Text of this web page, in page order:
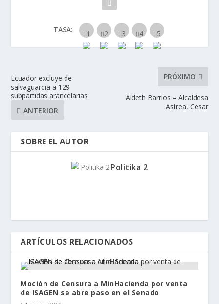
TASA:
Ecuador excluye de
salvaguardia a 129
subpartidas arancelarias
ANTERIOR
PRÓXIMO
Aideth Barrios – Alcaldesa
Astrea, Cesar
SOBRE EL AUTOR
Politika 2
ARTÍCULOS RELACIONADOS
Moción de Censura a MinHacienda por venta
de ISAGEN se abre paso en el Senado